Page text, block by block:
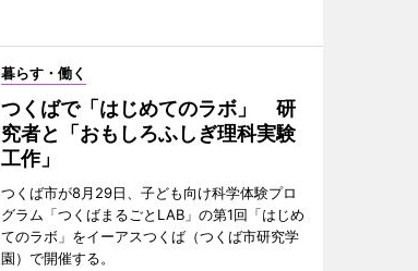
暮らす・働く
つくばで「はじめてのラボ」 研
究者と「おもしろふしぎ理科実験
工作」
つくば市が8月29日、子ども向け科学体験プロ
グラム「つくばまるごとLAB」の第1回「はじめ
てのラボ」をイーアスつくば（つくば市研究学
園）で開催する。